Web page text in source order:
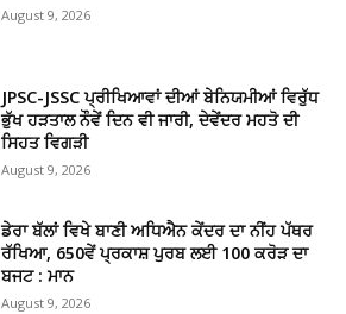
August 9, 2026
JPSC-JSSC ਪ੍ਰੀਖਿਆਵਾਂ ਦੀਆਂ ਬੇਨਿਯਮੀਆਂ ਵਿਰੁੱਧ
ਭੁੱਖ ਹੜਤਾਲ ਨੌਵੇਂ ਦਿਨ ਵੀ ਜਾਰੀ, ਦੇਵੇਂਦਰ ਮਹਤੋ ਦੀ
ਸਿਹਤ ਵਿਗੜੀ
August 9, 2026
ਡੇਰਾ ਬੱਲਾਂ ਵਿਖੇ ਬਾਣੀ ਅਧਿਐਨ ਕੇਂਦਰ ਦਾ ਨੀਂਹ ਪੱਥਰ
ਰੱਖਿਆ, 650ਵੇਂ ਪ੍ਰਕਾਸ਼ ਪੁਰਬ ਲਈ 100 ਕਰੋੜ ਦਾ
ਬਜਟ : ਮਾਨ
August 9, 2026